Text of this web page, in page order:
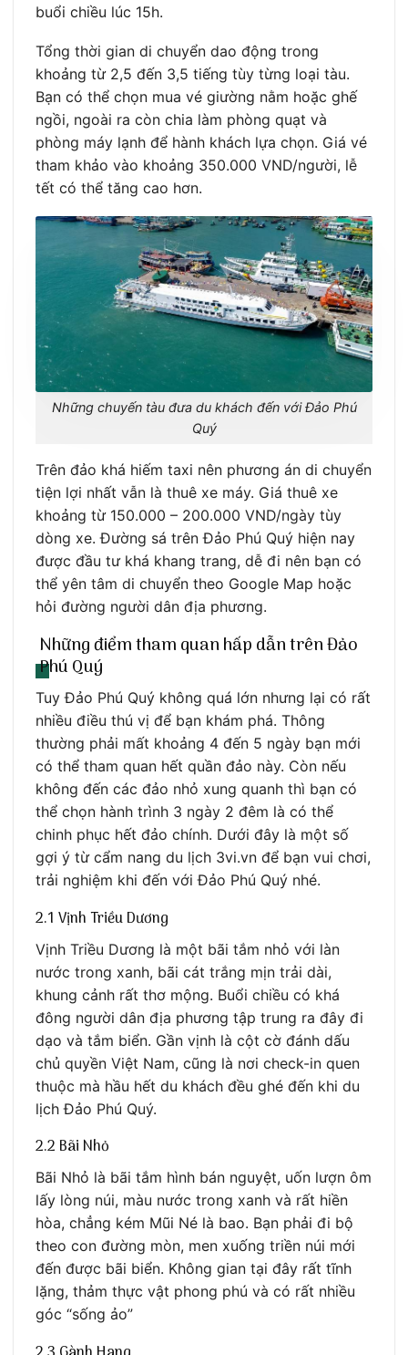
buổi chiều lúc 15h.
Tổng thời gian di chuyển dao động trong
khoảng từ 2,5 đến 3,5 tiếng tùy từng loại tàu.
Bạn có thể chọn mua vé giường nằm hoặc ghế
ngồi, ngoài ra còn chia làm phòng quạt và
phòng máy lạnh để hành khách lựa chọn. Giá vé
tham khảo vào khoảng 350.000 VND/người, lễ
tết có thể tăng cao hơn.
Những chuyến tàu đưa du khách đến với Đảo Phú
Quý
Trên đảo khá hiếm taxi nên phương án di chuyển
tiện lợi nhất vẫn là thuê xe máy. Giá thuê xe
khoảng từ 150.000 – 200.000 VND/ngày tùy
dòng xe. Đường sá trên Đảo Phú Quý hiện nay
được đầu tư khá khang trang, dễ đi nên bạn có
thể yên tâm di chuyển theo Google Map hoặc
hỏi đường người dân địa phương.
Những điểm tham quan hấp dẫn trên Đảo
Phú Quý
Tuy Đảo Phú Quý không quá lớn nhưng lại có rất
nhiều điều thú vị để bạn khám phá. Thông
thường phải mất khoảng 4 đến 5 ngày bạn mới
có thể tham quan hết quần đảo này. Còn nếu
không đến các đảo nhỏ xung quanh thì bạn có
thể chọn hành trình 3 ngày 2 đêm là có thể
chinh phục hết đảo chính. Dưới đây là một số
gợi ý từ cẩm nang du lịch 3vi.vn để bạn vui chơi,
trải nghiệm khi đến với Đảo Phú Quý nhé.
2.1 Vịnh Triều Dương
Vịnh Triều Dương là một bãi tắm nhỏ với làn
nước trong xanh, bãi cát trắng mịn trải dài,
khung cảnh rất thơ mộng. Buổi chiều có khá
đông người dân địa phương tập trung ra đây đi
dạo và tắm biển. Gần vịnh là cột cờ đánh dấu
chủ quyền Việt Nam, cũng là nơi check-in quen
thuộc mà hầu hết du khách đều ghé đến khi du
lịch Đảo Phú Quý.
2.2 Bãi Nhỏ
Bãi Nhỏ là bãi tắm hình bán nguyệt, uốn lượn ôm
lấy lòng núi, màu nước trong xanh và rất hiền
hòa, chẳng kém Mũi Né là bao. Bạn phải đi bộ
theo con đường mòn, men xuống triền núi mới
đến được bãi biển. Không gian tại đây rất tĩnh
lặng, thảm thực vật phong phú và có rất nhiều
góc “sống ảo”